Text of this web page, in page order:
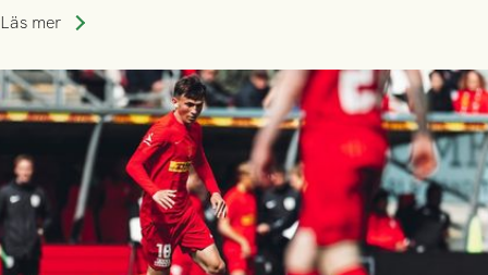
kvalet till Conference League! Avspark kl 19.00 på torsdag
Läs mer